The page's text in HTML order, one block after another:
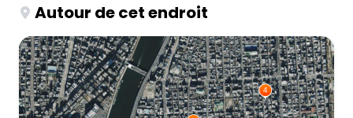
Autour de cet endroit